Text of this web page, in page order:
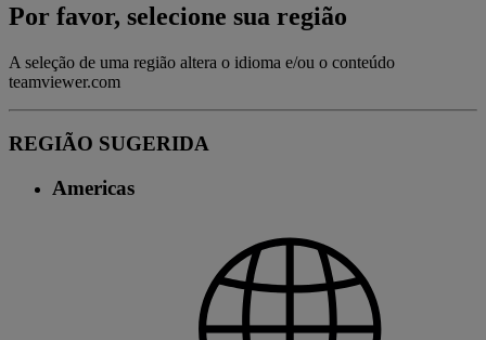
Por favor, selecione sua região
A seleção de uma região altera o idioma e/ou o conteúdo
teamviewer.com
REGIÃO SUGERIDA
Americas